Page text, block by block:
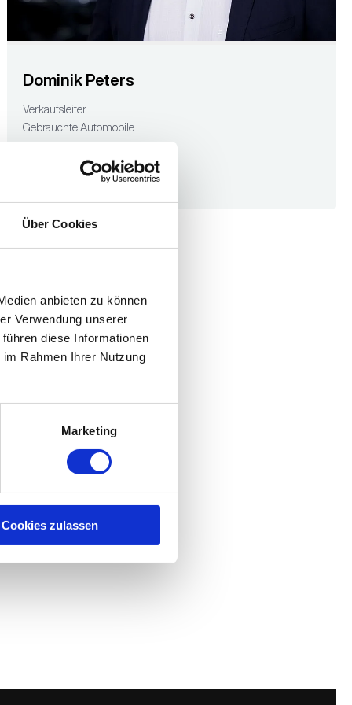
Über Cookies
anbieten zu können
Verwendung unserer
diese Informationen
Rahmen Ihrer Nutzung
Marketing
Cookies zulassen
Dominik Peters
Verkaufsleiter
Gebrauchte Automobile
E-Mail senden